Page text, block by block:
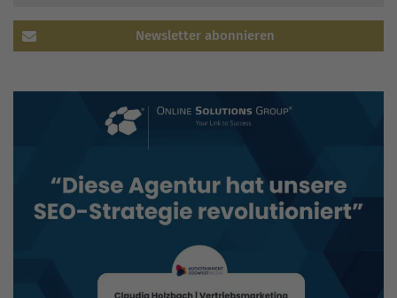
Newsletter abonnieren